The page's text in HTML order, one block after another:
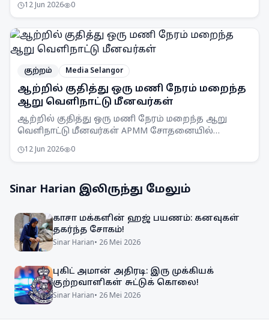
12 Jun 2026 0
குற்றம் Media Selangor
ஆற்றில் குதித்து ஒரு மணி நேரம் மறைந்த
ஆறு வெளிநாட்டு மீனவர்கள்
ஆற்றில் குதித்து ஒரு மணி நேரம் மறைந்த ஆறு
வெளிநாட்டு மீனவர்கள் APMM சோதனையில்
எதிராக APMM தொடர்ந்து கண்காணிப்பு
12 Jun 2026 0
Sinar Harian இலிருந்து மேலும்
காசா மக்களின் ஹஜ் பயணம்: கனவுகள்
தகர்ந்த சோகம்!
Sinar Harian• 26 Mei 2026
புகிட் அமான் அதிரடி: இரு முக்கியக்
குற்றவாளிகள் சுட்டுக் கொலை!
Sinar Harian• 26 Mei 2026